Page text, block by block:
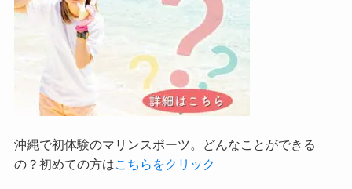
沖縄で初体験のマリンスポーツ。どんなことができる
の？初めての方は こちらをクリック